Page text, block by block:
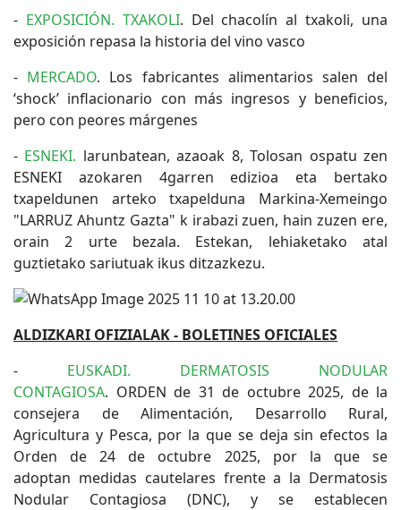
- EXPOSICIÓN. TXAKOLI. Del chacolín al txakoli, una
exposición repasa la historia del vino vasco
- MERCADO. Los fabricantes alimentarios salen del
‘shock’ inflacionario con más ingresos y beneficios,
pero con peores márgenes
- ESNEKI. larunbatean, azaoak 8, Tolosan ospatu zen
ESNEKI azokaren 4garren edizioa eta bertako
txapeldunen arteko txapelduna Markina-Xemeingo
"LARRUZ Ahuntz Gazta" k irabazi zuen, hain zuzen ere,
orain 2 urte bezala. Estekan, lehiaketako atal
guztietako sariutuak ikus ditzazkezu.
ALDIZKARI OFIZIALAK - BOLETINES OFICIALES
- EUSKADI. DERMATOSIS NODULAR
CONTAGIOSA. ORDEN de 31 de octubre 2025, de la
consejera de Alimentación, Desarrollo Rural,
Agricultura y Pesca, por la que se deja sin efectos la
Orden de 24 de octubre 2025, por la que se
adoptan medidas cautelares frente a la Dermatosis
Nodular Contagiosa (DNC), y se establecen